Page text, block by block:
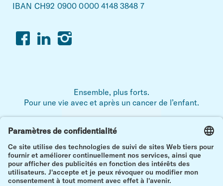
IBAN CH92 0900 0000 4148 3848 7
FacebookLinkedinInstagram
Ensemble, plus forts.
Pour une vie avec et après un cancer de l’enfant.